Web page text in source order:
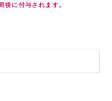
に付与されます。